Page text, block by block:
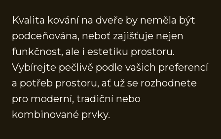
Kvalita kování na dveře by neměla být
podceňována, neboť zajišťuje nejen
funkčnost, ale i estetiku prostoru.
Vybírejte pečlivě podle vašich preferencí
a potřeb prostoru, ať už se rozhodnete
pro moderní, tradiční nebo
kombinované prvky.